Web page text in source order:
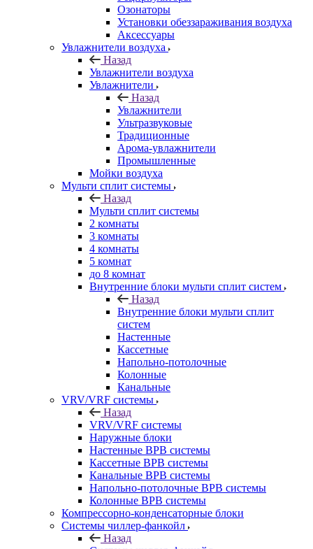
Озонаторы
Установки обеззараживания воздуха
Аксессуары
Увлажнители воздуха
Назад
Увлажнители воздуха
Увлажнители
Назад
Увлажнители
Ультразвуковые
Традиционные
Арома-увлажнители
Промышленные
Мойки воздуха
Мульти сплит системы
Назад
Мульти сплит системы
2 комнаты
3 комнаты
4 комнаты
5 комнат
до 8 комнат
Внутренние блоки мульти сплит систем
Назад
Внутренние блоки мульти сплит
систем
Настенные
Кассетные
Напольно-потолочные
Колонные
Канальные
VRV/VRF системы
Назад
VRV/VRF системы
Наружные блоки
Настенные ВРВ системы
Кассетные ВРВ системы
Канальные ВРВ системы
Напольно-потолочные ВРВ системы
Колонные ВРВ системы
Компрессорно-конденсаторные блоки
Системы чиллер-фанкойл
Назад